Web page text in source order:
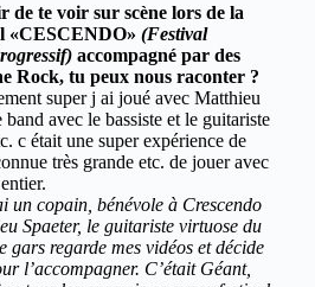
de te voir sur scène lors de la
«CESCENDO» (Festival
accompagné par des
Rock, tu peux nous raconter ?
super j ai joué avec Matthieu
avec le bassiste et le guitariste
c était une super expérience de
très grande etc. de jouer avec
un copain, bénévole à Crescendo
Spaeter, le guitariste virtuose du
regarde mes vidéos et décide
l’accompagner. C’était Géant,